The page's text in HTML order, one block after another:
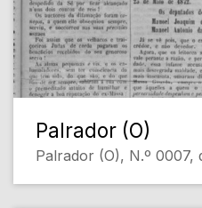
Palrador (O)
Palrador (O), N.º 0007,